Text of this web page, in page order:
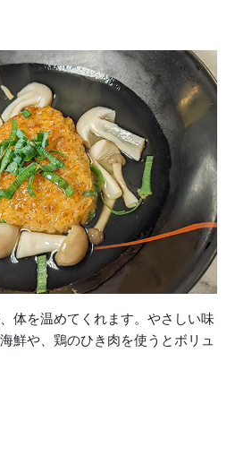
体を温めてくれます。やさしい味
鮮や、鶏のひき肉を使うとボリュ